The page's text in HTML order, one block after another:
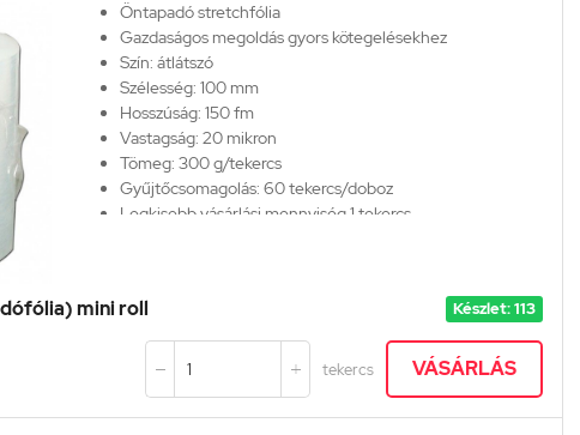
Öntapadó stretchfólia
Gazdaságos megoldás gyors kötegelésekhez
Szín: átlátszó
Szélesség: 100 mm
Hosszúság: 150 fm
Vastagság: 20 mikron
Tömeg: 300 g/tekercs
Gyűjtőcsomagolás: 60 tekercs/doboz
Legkisebb vásárlási mennyiség 1 tekercs
mini roll Készlet: 113
  tekercs VÁSÁRLÁS